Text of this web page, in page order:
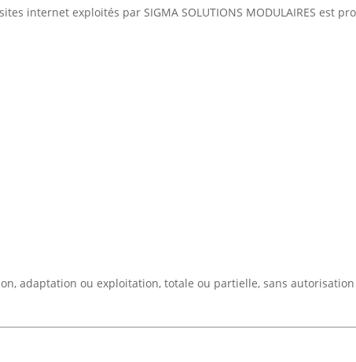
internet exploités par SIGMA SOLUTIONS MODULAIRES est
adaptation ou exploitation, totale ou partielle, sans autorisation